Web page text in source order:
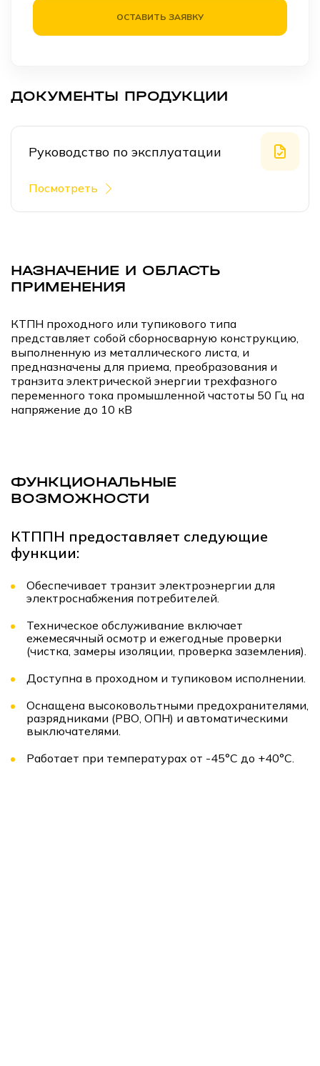
ОСТАВИТЬ ЗАЯВКУ
ДОКУМЕНТЫ ПРОДУКЦИИ
Руководство по эксплуатации
Посмотреть
НАЗНАЧЕНИЕ И ОБЛАСТЬ
ПРИМЕНЕНИЯ
КТПН проходного или тупикового типа
представляет собой сборносварную конструкцию,
выполненную из металлического листа, и
предназначены для приема, преобразования и
транзита электрической энергии трехфазного
переменного тока промышленной частоты 50 Гц на
напряжение до 10 кВ
ФУНКЦИОНАЛЬНЫЕ
ВОЗМОЖНОСТИ
КТППН предоставляет следующие
функции:
Обеспечивает транзит электроэнергии для
электроснабжения потребителей.
Техническое обслуживание включает
ежемесячный осмотр и ежегодные проверки
(чистка, замеры изоляции, проверка заземления).
Доступна в проходном и тупиковом исполнении.
Оснащена высоковольтными предохранителями,
разрядниками (РВО, ОПН) и автоматическими
выключателями.
Работает при температурах от -45°C до +40°C.